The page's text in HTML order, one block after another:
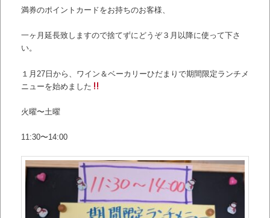
満券のポイントカードをお持ちのお客様、
一ヶ月延長致しますので捨てずにどうぞ３月以降に使って下さ
い。
１月27日から、ワイン＆ベーカリーひだまりで期間限定ランチメ
ニューを始めました
火曜〜土曜
11:30〜14:00